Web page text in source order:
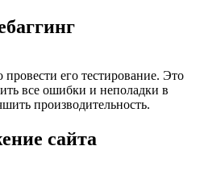
его тестирование. Это
все ошибки и неполадки в
производительность.
сайта